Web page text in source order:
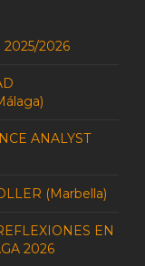
2025/2026
ANALYST
(Marbella)
EN
2026